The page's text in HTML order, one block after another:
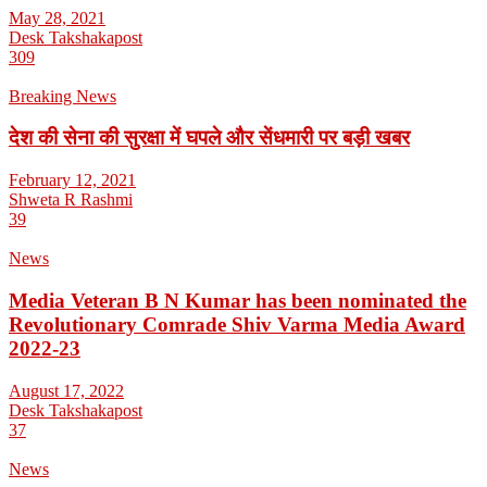
May 28, 2021
Desk Takshakapost
309
Breaking News
देश की सेना की सुरक्षा में घपले और सेंधमारी पर बड़ी खबर
February 12, 2021
Shweta R Rashmi
39
News
Media Veteran B N Kumar has been nominated the
Revolutionary Comrade Shiv Varma Media Award
2022-23
August 17, 2022
Desk Takshakapost
37
News